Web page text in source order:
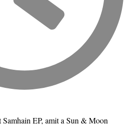
EP, amit a Sun & Moon